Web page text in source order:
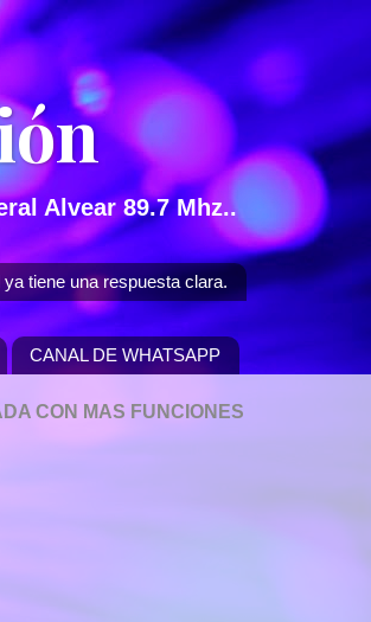
Alvear 89.7 Mhz..
tiene una respuesta clara.
CANAL DE WHATSAPP
CON MAS FUNCIONES